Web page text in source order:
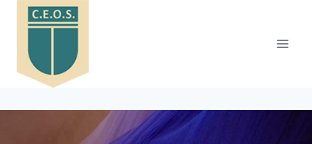
Saltar